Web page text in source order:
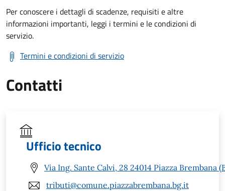
Per conoscere i dettagli di scadenze, requisiti e altre
informazioni importanti, leggi i termini e le condizioni di
servizio.
Termini e condizioni di servizio
Contatti
Ufficio tecnico
Via Ing. Sante Calvi, 28 24014 Piazza Brembana
tributi@comune.piazzabrembana.bg.it